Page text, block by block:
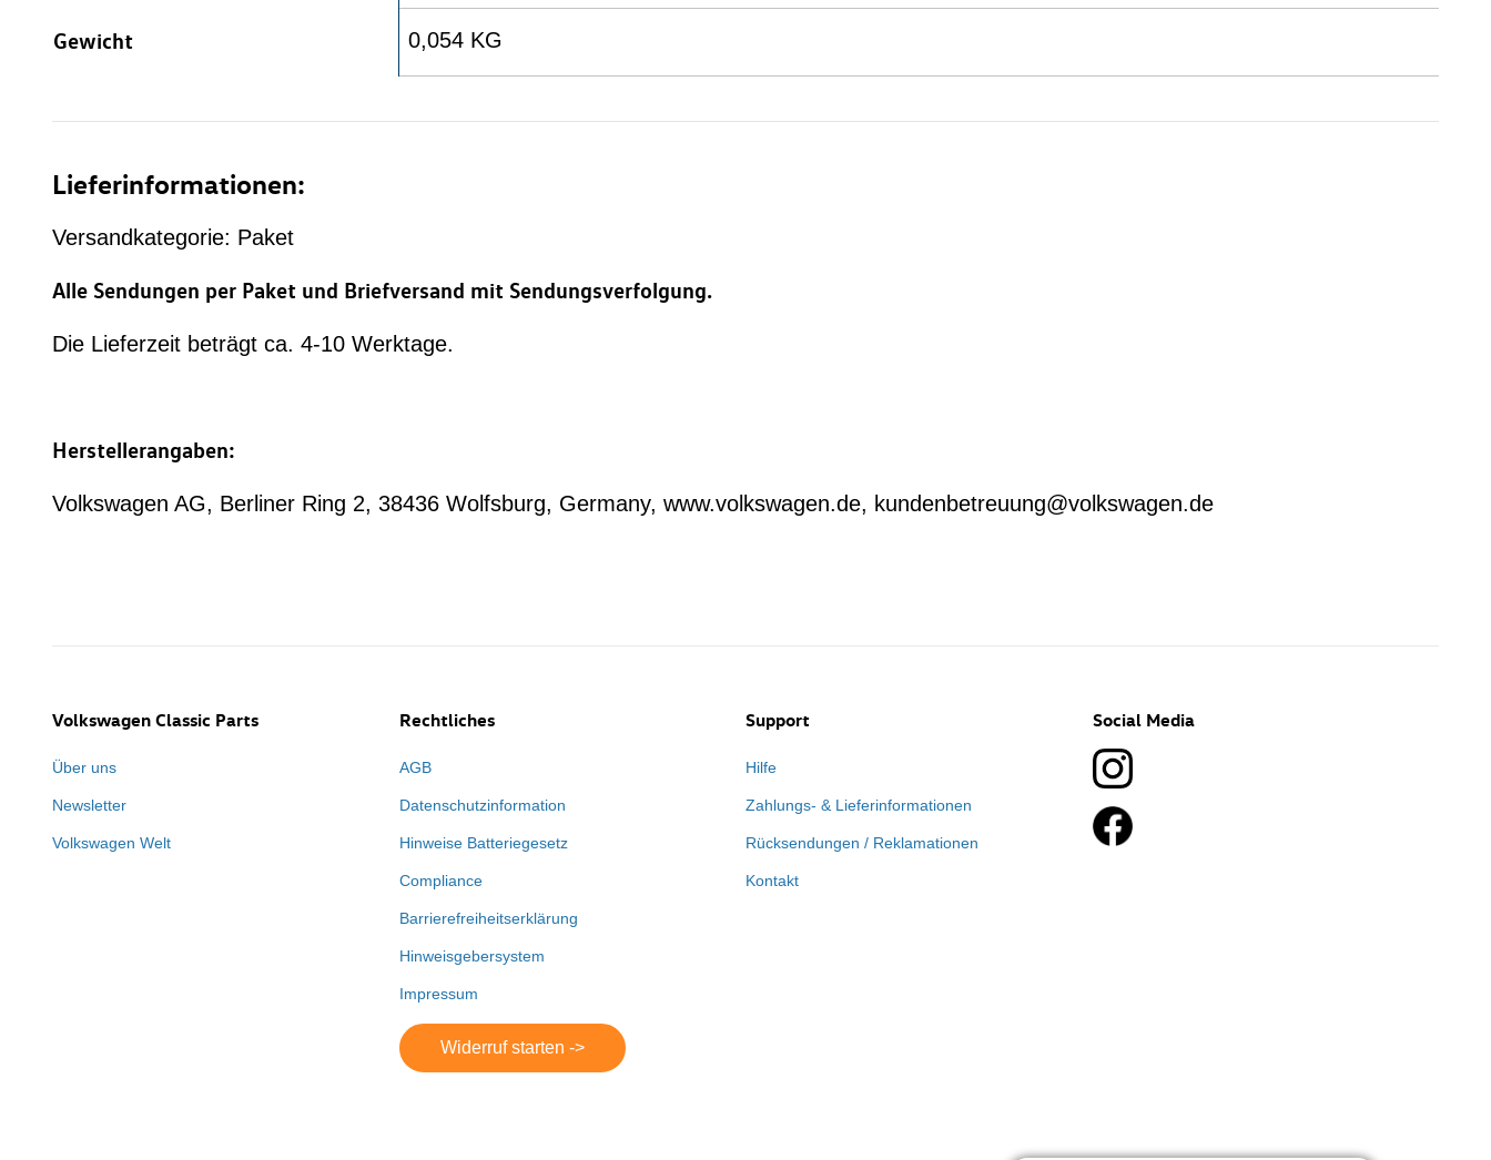
Gewicht 0,054 KG
Lieferinformationen:
Versandkategorie: Paket
Alle Sendungen per Paket und Briefversand mit Sendungsverfolgung.
Die Lieferzeit beträgt ca. 4-10 Werktage.
Herstellerangaben:
Volkswagen AG, Berliner Ring 2, 38436 Wolfsburg, Germany, www.volkswagen.de, kundenbetreuung@volkswagen.de
Volkswagen Classic Parts
Über uns
Newsletter
Volkswagen Welt
Rechtliches
AGB
Datenschutzinformation
Hinweise Batteriegesetz
Compliance
Barrierefreiheitserklärung
Hinweisgebersystem
Impressum
Widerruf starten ->
Support
Hilfe
Zahlungs- & Lieferinformationen
Rücksendungen / Reklamationen
Kontakt
Social Media